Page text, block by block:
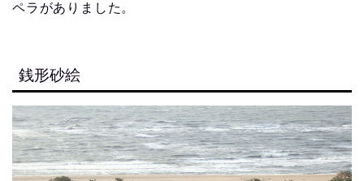
ペラがありました。
銭形砂絵